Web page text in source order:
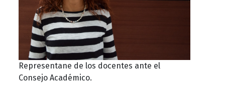
Representane de los docentes ante el
Consejo Académico.